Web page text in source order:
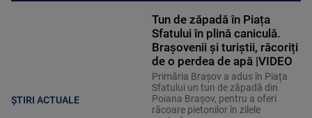
ȘTIRI ACTUALE
Tun de zăpadă în Piața
Sfatului în plină caniculă.
Brașovenii și turiștii, răcoriți
de o perdea de apă |VIDEO
Primăria Brașov a adus în Piața
Sfatului un tun de zăpadă din
Poiana Brașov, pentru a oferi
răcoare pietonilor în zilele